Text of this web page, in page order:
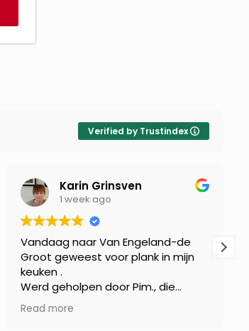
Verified by Trustindex
Karin Grinsven
1 week ago
Vandaag naar Van Engeland-de
Groot geweest voor plank in mijn
keuken .
Werd geholpen door Pim., die
meteen aangaf dat het belangrijk
is om mooi hout te gebruiken voor
Read more